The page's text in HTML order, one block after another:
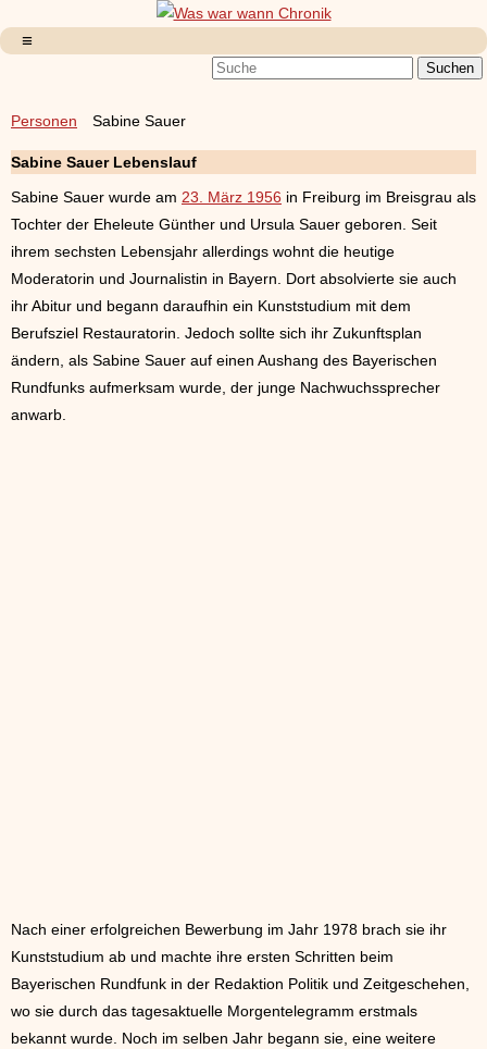
Personen Sabine Sauer
Sabine Sauer Lebenslauf
Sabine Sauer wurde am 23. März 1956 in Freiburg im Breisgrau als
Tochter der Eheleute Günther und Ursula Sauer geboren. Seit
ihrem sechsten Lebensjahr allerdings wohnt die heutige
Moderatorin und Journalistin in Bayern. Dort absolvierte sie auch
ihr Abitur und begann daraufhin ein Kunststudium mit dem
Berufsziel Restauratorin. Jedoch sollte sich ihr Zukunftsplan
ändern, als Sabine Sauer auf einen Aushang des Bayerischen
Rundfunks aufmerksam wurde, der junge Nachwuchssprecher
anwarb.
Nach einer erfolgreichen Bewerbung im Jahr 1978 brach sie ihr
Kunststudium ab und machte ihre ersten Schritten beim
Bayerischen Rundfunk in der Redaktion Politik und Zeitgeschehen,
wo sie durch das tagesaktuelle Morgentelegramm erstmals
bekannt wurde. Noch im selben Jahr begann sie, eine weitere